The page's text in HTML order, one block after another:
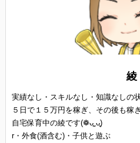
綾
実績なし・スキルなし・知識なしの
５日で１５万円を稼ぎ、その後も稼
自宅保育中の綾です
r・外食(酒含む)・子